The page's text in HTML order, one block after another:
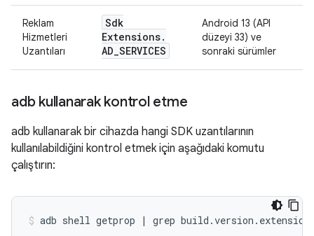
Reklam
Hizmetleri
Uzantıları
Sdk
Extensions.
AD_SERVICES
Android 13 (API
düzeyi 33) ve
sonraki sürümler
adb kullanarak kontrol etme
adb kullanarak bir cihazda hangi SDK uzantılarının
kullanılabildiğini kontrol etmek için aşağıdaki komutu
çalıştırın: